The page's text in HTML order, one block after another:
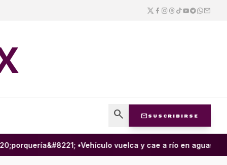
search mail SUSCRIBIRSE
•Vehículo vuelca y cae a río en aguas